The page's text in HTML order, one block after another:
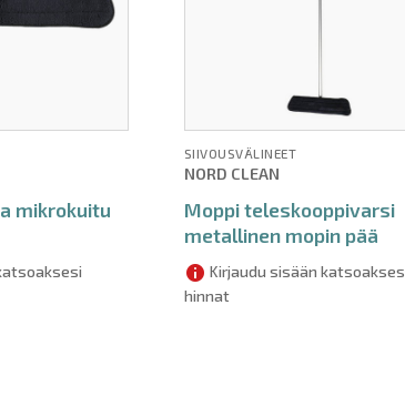
mikrokuitu
SIIVOUSVÄLINEET
NORD CLEAN
Moppi teleskooppivarsi
metallinen mopin pää
Kirjaudu sisään
hinnat